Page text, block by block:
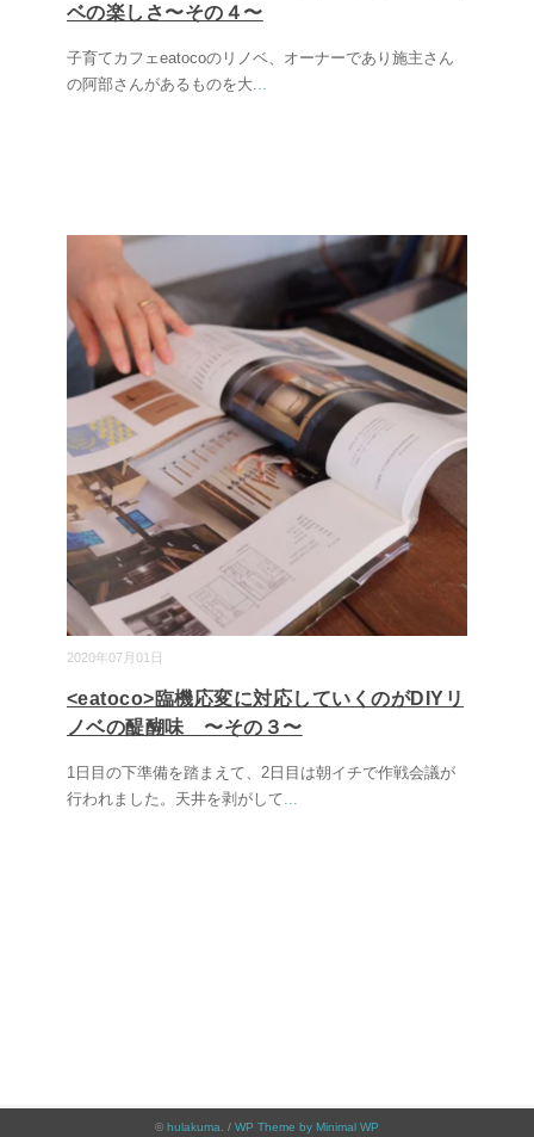
ベの楽しさ〜その４〜
子育てカフェeatocoのリノベ、オーナーであり施主さん
の阿部さんがあるものを大
2020年07月01日
<eatoco>臨機応変に対応していくのがDIYリ
ノベの醍醐味 〜その３〜
1日目の下準備を踏まえて、2日目は朝イチで作戦会議が
行われました。天井を剥がして
© hulakuma . / WP Theme by Minimal WP